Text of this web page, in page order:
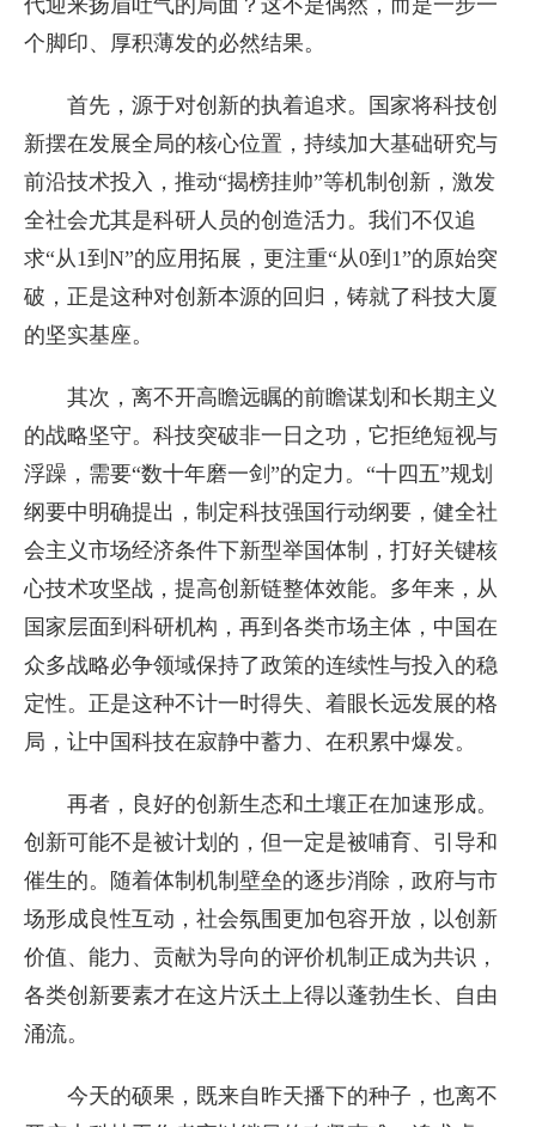
代迎来扬眉吐气的局面？这不是偶然，而是一步一
个脚印、厚积薄发的必然结果。
首先，源于对创新的执着追求。国家将科技创
新摆在发展全局的核心位置，持续加大基础研究与
前沿技术投入，推动“揭榜挂帅”等机制创新，激发
全社会尤其是科研人员的创造活力。我们不仅追
求“从1到N”的应用拓展，更注重“从0到1”的原始突
破，正是这种对创新本源的回归，铸就了科技大厦
的坚实基座。
其次，离不开高瞻远瞩的前瞻谋划和长期主义
的战略坚守。科技突破非一日之功，它拒绝短视与
浮躁，需要“数十年磨一剑”的定力。“十四五”规划
纲要中明确提出，制定科技强国行动纲要，健全社
会主义市场经济条件下新型举国体制，打好关键核
心技术攻坚战，提高创新链整体效能。多年来，从
国家层面到科研机构，再到各类市场主体，中国在
众多战略必争领域保持了政策的连续性与投入的稳
定性。正是这种不计一时得失、着眼长远发展的格
局，让中国科技在寂静中蓄力、在积累中爆发。
再者，良好的创新生态和土壤正在加速形成。
创新可能不是被计划的，但一定是被哺育、引导和
催生的。随着体制机制壁垒的逐步消除，政府与市
场形成良性互动，社会氛围更加包容开放，以创新
价值、能力、贡献为导向的评价机制正成为共识，
各类创新要素才在这片沃土上得以蓬勃生长、自由
涌流。
今天的硕果，既来自昨天播下的种子，也离不